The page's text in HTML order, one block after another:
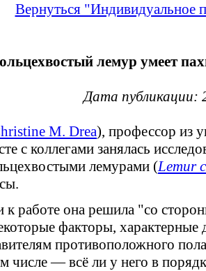
Вернуться "Индивидуальное
лемур умеет
Дата публикации:
M. Drea), профессор из
с коллегами занялась
лемурами (Lemur
к работе она решила "со
факторы, характерные
противоположного
числе — всё ли у него в